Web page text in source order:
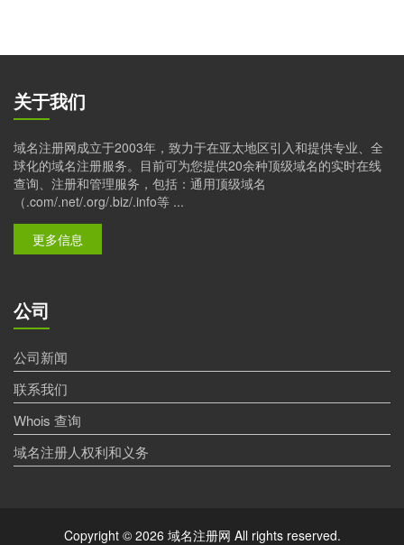
关于我们
域名注册网成立于2003年，致力于在亚太地区引入和提供专业、全
球化的域名注册服务。目前可为您提供20余种顶级域名的实时在线
查询、注册和管理服务，包括：通用顶级域名
（.com/.net/.org/.biz/.info等 ...
更多信息
公司
公司新闻
联系我们
Whois 查询
域名注册人权利和义务
Copyright © 2026 域名注册网 All rights reserved.